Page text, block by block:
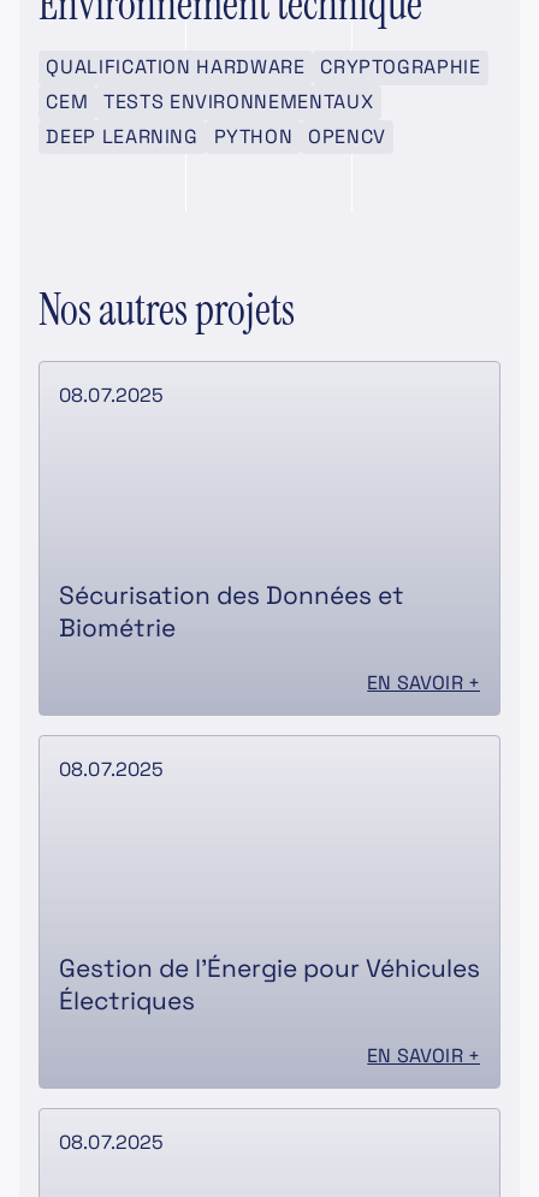
QUALIFICATION HARDWARE
CRYPTOGRAPHIE
CEM
TESTS ENVIRONNEMENTAUX
DEEP LEARNING
PYTHON OPENCV
Nos autres projets
08.07.2025
Sécurisation des Données et
Biométrie
EN SAVOIR +
08.07.2025
Gestion de l’Énergie pour Véhicules
Électriques
EN SAVOIR +
08.07.2025